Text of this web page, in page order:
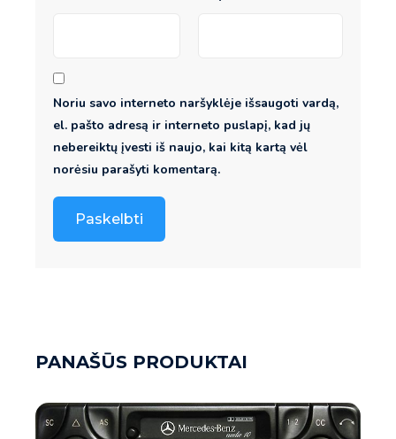
Noriu savo interneto naršyklėje išsaugoti vardą,
el. pašto adresą ir interneto puslapį, kad jų
nebereiktų įvesti iš naujo, kai kitą kartą vėl
norėsiu parašyti komentarą.
PANAŠŪS PRODUKTAI